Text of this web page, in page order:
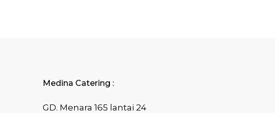
Medina Catering :
GD. Menara 165 lantai 24